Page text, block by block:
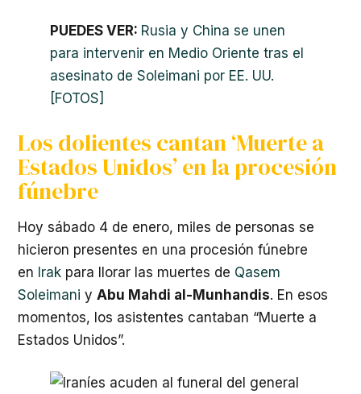
PUEDES VER: Rusia y China se unen
para intervenir en Medio Oriente tras el
asesinato de Soleimani por EE. UU.
[FOTOS]
Los dolientes cantan ‘Muerte a
Estados Unidos’ en la procesión
fúnebre
Hoy sábado 4 de enero, miles de personas se
hicieron presentes en una procesión fúnebre
en Irak para llorar las muertes de Qasem
Soleimani y Abu Mahdi al-Munhandis. En esos
momentos, los asistentes cantaban “Muerte a
Estados Unidos”.